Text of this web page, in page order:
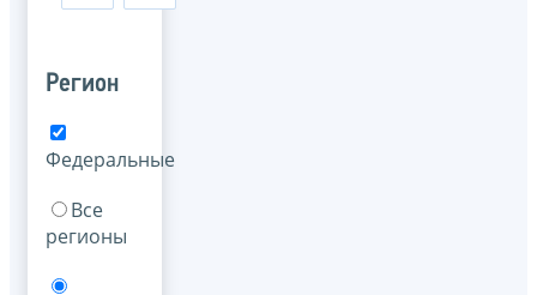
Регион
Федеральные
Все
регионы